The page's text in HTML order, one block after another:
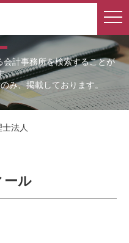
会計事務所を検索することが
。
み、掲載しております。
法人
ール